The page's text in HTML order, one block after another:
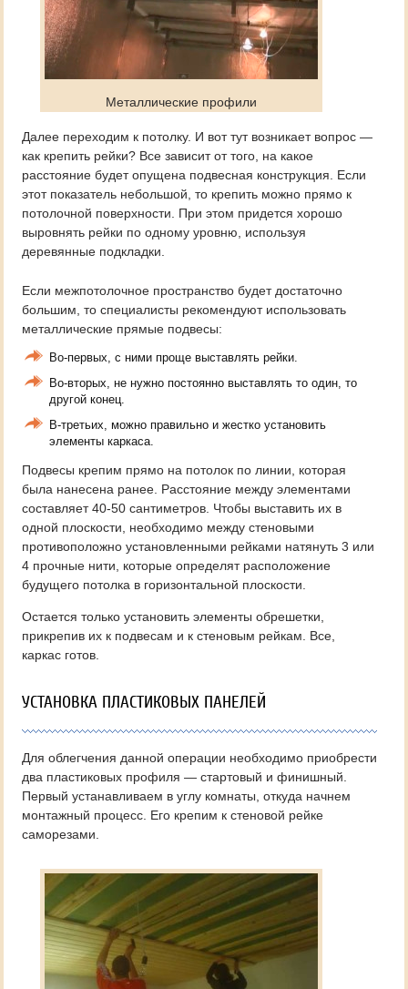
Металлические профили
Далее переходим к потолку. И вот тут возникает вопрос —
как крепить рейки? Все зависит от того, на какое
расстояние будет опущена подвесная конструкция. Если
этот показатель небольшой, то крепить можно прямо к
потолочной поверхности. При этом придется хорошо
выровнять рейки по одному уровню, используя
деревянные подкладки.
Если межпотолочное пространство будет достаточно
большим, то специалисты рекомендуют использовать
металлические прямые подвесы:
Во-первых, с ними проще выставлять рейки.
Во-вторых, не нужно постоянно выставлять то один, то
другой конец.
В-третьих, можно правильно и жестко установить
элементы каркаса.
Подвесы крепим прямо на потолок по линии, которая
была нанесена ранее. Расстояние между элементами
составляет 40-50 сантиметров. Чтобы выставить их в
одной плоскости, необходимо между стеновыми
противоположно установленными рейками натянуть 3 или
4 прочные нити, которые определят расположение
будущего потолка в горизонтальной плоскости.
Остается только установить элементы обрешетки,
прикрепив их к подвесам и к стеновым рейкам. Все,
каркас готов.
УСТАНОВКА ПЛАСТИКОВЫХ ПАНЕЛЕЙ
Для облегчения данной операции необходимо приобрести
два пластиковых профиля — стартовый и финишный.
Первый устанавливаем в углу комнаты, откуда начнем
монтажный процесс. Его крепим к стеновой рейке
саморезами.